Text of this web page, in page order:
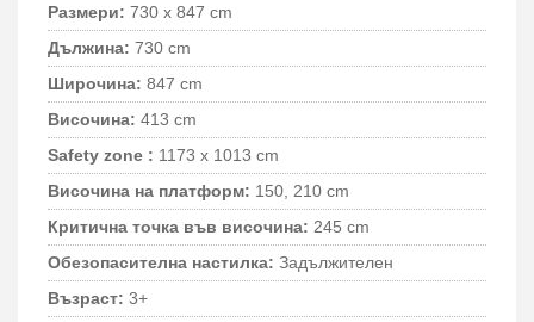
Размери: 730 x 847 cm
Дължина: 730 cm
Широчина: 847 cm
Височина: 413 cm
Safety zone : 1173 x 1013 cm
Височина на платформ: 150, 210 cm
Критична точка във височина: 245 cm
Обезопасителна настилка: Задължителен
Възраст: 3+